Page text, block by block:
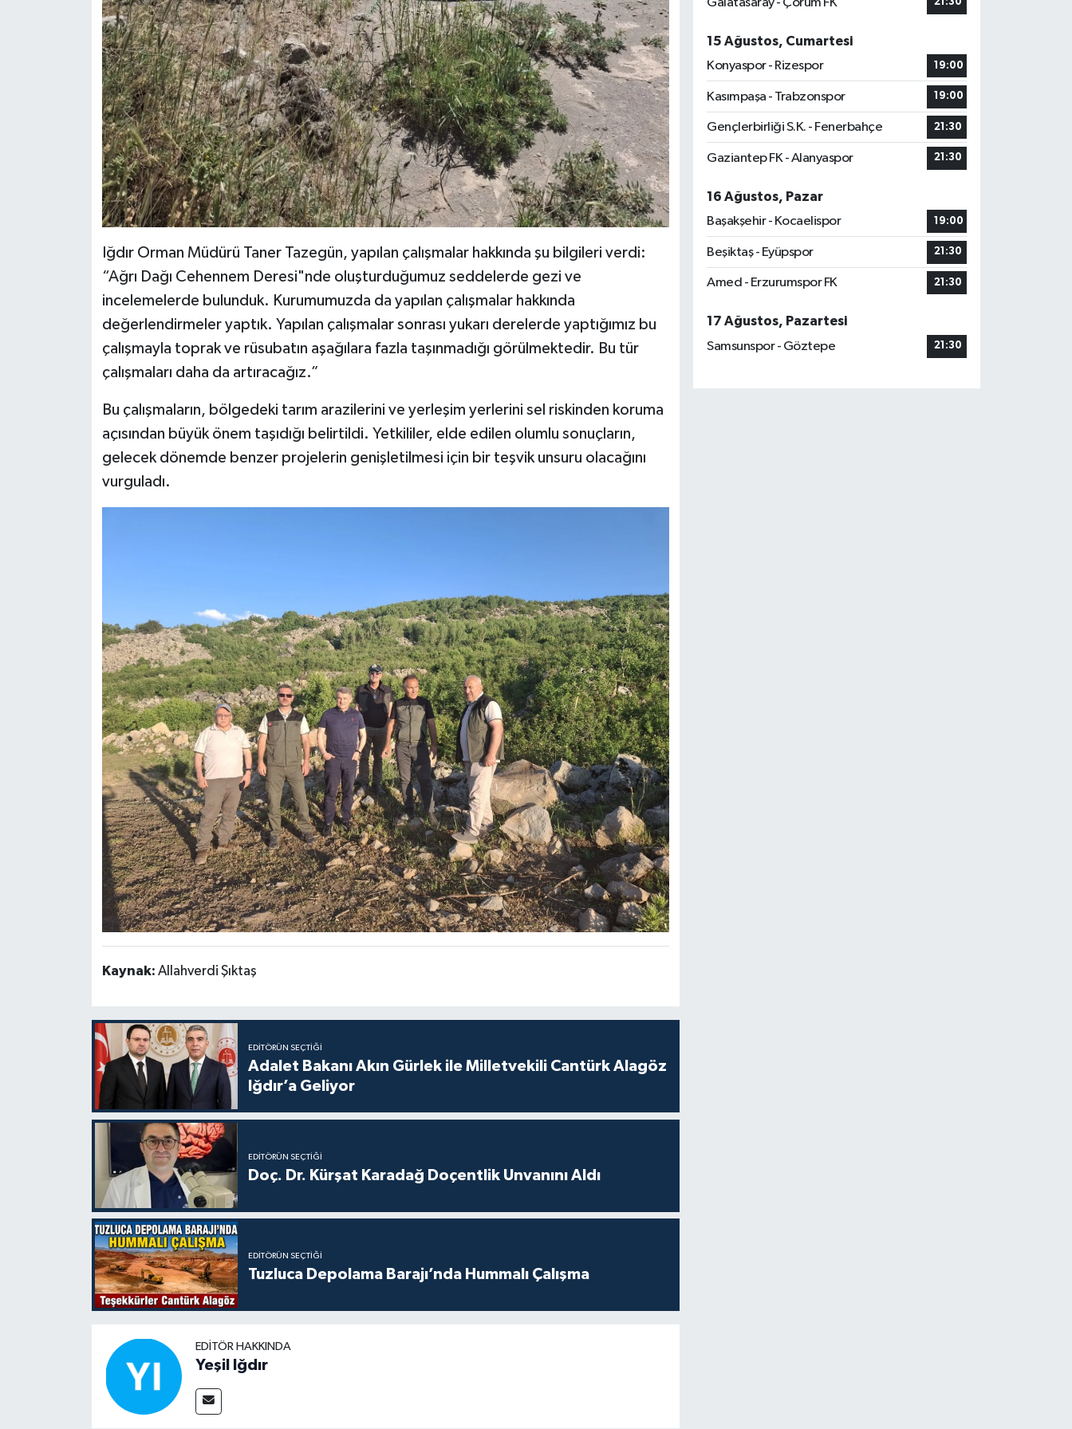
Iğdır Orman Müdürü Taner Tazegün, yapılan çalışmalar hakkında şu bilgileri verdi:
“Ağrı Dağı Cehennem Deresi"nde oluşturduğumuz seddelerde gezi ve
incelemelerde bulunduk. Kurumumuzda da yapılan çalışmalar hakkında
değerlendirmeler yaptık. Yapılan çalışmalar sonrası yukarı derelerde yaptığımız bu
çalışmayla toprak ve rüsubatın aşağılara fazla taşınmadığı görülmektedir. Bu tür
çalışmaları daha da artıracağız.”
Bu çalışmaların, bölgedeki tarım arazilerini ve yerleşim yerlerini sel riskinden koruma
açısından büyük önem taşıdığı belirtildi. Yetkililer, elde edilen olumlu sonuçların,
gelecek dönemde benzer projelerin genişletilmesi için bir teşvik unsuru olacağını
vurguladı.
Kaynak: Allahverdi Şıktaş
EDITÖRÜN SEÇTIĞI
Adalet Bakanı Akın Gürlek ile Milletvekili Cantürk Alagöz
Iğdır’a Geliyor
EDITÖRÜN SEÇTIĞI
Doç. Dr. Kürşat Karadağ Doçentlik Unvanını Aldı
EDITÖRÜN SEÇTIĞI
Tuzluca Depolama Barajı’nda Hummalı Çalışma
EDITÖR HAKKINDA
Yeşil Iğdır
15 Ağustos, Cumartesi
Konyaspor - Rizespor
19:00
Kasımpaşa - Trabzonspor 19:00
Gençlerbirliği S.K. - Fenerbahçe 21:30
Gaziantep FK - Alanyaspor 21:30
16 Ağustos, Pazar
Başakşehir - Kocaelispor
19:00
Beşiktaş - Eyüpspor 21:30
Amed - Erzurumspor FK 21:30
17 Ağustos, Pazartesi
Samsunspor - Göztepe
21:30